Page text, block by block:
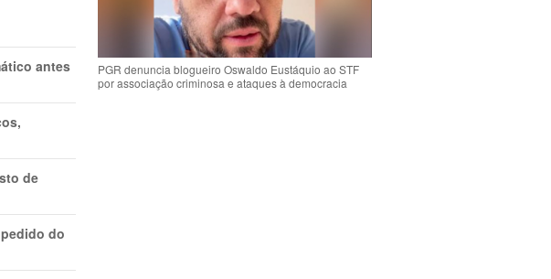
antes
de
do
PGR denuncia blogueiro Oswaldo Eustáquio ao STF
por associação criminosa e ataques à democracia